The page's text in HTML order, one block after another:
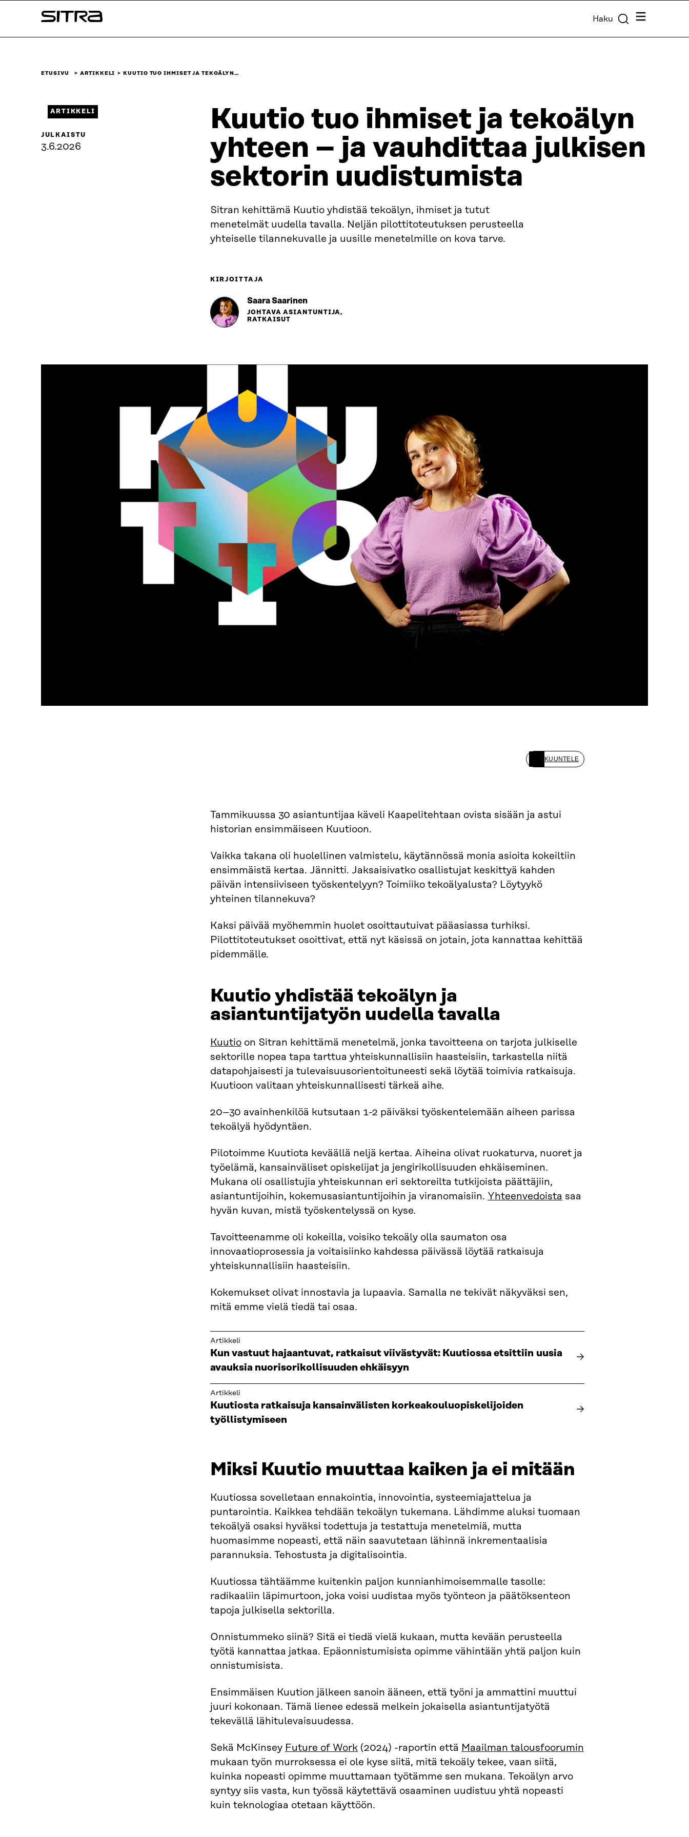
sisältöön
Sitra Haku Valikko
ETUSIVU ARTIKKELI KUUTIO TUO IHMISET JA TEKOÄLYN…
Kuutio tuo ihmiset ja tekoälyn
yhteen – ja vauhdittaa julkisen
sektorin uudistumista
Sitran kehittämä Kuutio yhdistää tekoälyn, ihmiset ja tutut
menetelmät uudella tavalla. Neljän pilottitoteutuksen perusteella
yhteiselle tilannekuvalle ja uusille menetelmille on kova tarve.
KIRJOITTAJA
Saara Saarinen
JOHTAVA ASIANTUNTIJA,
RATKAISUT
ARTIKKELI
JULKAISTU
3.6.2026
KUUNTELE
Tammikuussa 30 asiantuntijaa käveli Kaapelitehtaan ovista sisään ja astui
historian ensimmäiseen Kuutioon.
Vaikka takana oli huolellinen valmistelu, käytännössä monia asioita kokeiltiin
ensimmäistä kertaa. Jännitti. Jaksaisivatko osallistujat keskittyä kahden
päivän intensiiviseen työskentelyyn? Toimiiko tekoälyalusta? Löytyykö
yhteinen tilannekuva?
Kaksi päivää myöhemmin huolet osoittautuivat pääasiassa turhiksi.
Pilottitoteutukset osoittivat, että nyt käsissä on jotain, jota kannattaa kehittää
pidemmälle.
Kuutio yhdistää tekoälyn ja
asiantuntijatyön uudella tavalla
Kuutio on Sitran kehittämä menetelmä, jonka tavoitteena on tarjota julkiselle
sektorille nopea tapa tarttua yhteiskunnallisiin haasteisiin, tarkastella niitä
datapohjaisesti ja tulevaisuusorientoituneesti sekä löytää toimivia ratkaisuja.
Kuutioon valitaan yhteiskunnallisesti tärkeä aihe.
20–30 avainhenkilöä kutsutaan 1-2 päiväksi työskentelemään aiheen parissa
tekoälyä hyödyntäen.
Pilotoimme Kuutiota keväällä neljä kertaa. Aiheina olivat ruokaturva, nuoret ja
työelämä, kansainväliset opiskelijat ja jengirikollisuuden ehkäiseminen.
Mukana oli osallistujia yhteiskunnan eri sektoreilta tutkijoista päättäjiin,
asiantuntijoihin, kokemusasiantuntijoihin ja viranomaisiin. Yhteenvedoista saa
hyvän kuvan, mistä työskentelyssä on kyse.
Tavoitteenamme oli kokeilla, voisiko tekoäly olla saumaton osa
innovaatioprosessia ja voitaisiinko kahdessa päivässä löytää ratkaisuja
yhteiskunnallisiin haasteisiin.
Kokemukset olivat innostavia ja lupaavia. Samalla ne tekivät näkyväksi sen,
mitä emme vielä tiedä tai osaa.
Artikkeli
Kun vastuut hajaantuvat, ratkaisut viivästyvät: Kuutiossa etsittiin uusia
avauksia nuorisorikollisuuden ehkäisyyn
Artikkeli
Kuutiosta ratkaisuja kansainvälisten korkeakouluopiskelijoiden
työllistymiseen
Miksi Kuutio muuttaa kaiken ja ei mitään
Kuutiossa sovelletaan ennakointia, innovointia, systeemiajattelua ja
puntarointia. Kaikkea tehdään tekoälyn tukemana. Lähdimme aluksi tuomaan
tekoälyä osaksi hyväksi todettuja ja testattuja menetelmiä, mutta
huomasimme nopeasti, että näin saavutetaan lähinnä inkrementaalisia
parannuksia. Tehostusta ja digitalisointia.
Kuutiossa tähtäämme kuitenkin paljon kunnianhimoisemmalle tasolle:
radikaaliin läpimurtoon, joka voisi uudistaa myös työnteon ja päätöksenteon
tapoja julkisella sektorilla.
Onnistummeko siinä? Sitä ei tiedä vielä kukaan, mutta kevään perusteella
työtä kannattaa jatkaa. Epäonnistumisista opimme vähintään yhtä paljon kuin
onnistumisista.
Ensimmäisen Kuution jälkeen sanoin ääneen, että työni ja ammattini muuttui
juuri kokonaan. Tämä lienee edessä melkein jokaisella asiantuntijatyötä
tekevällä lähitulevaisuudessa.
Sekä McKinsey Future of Work (2024) -raportin että Maailman talousfoorumin
mukaan työn murroksessa ei ole kyse siitä, mitä tekoäly tekee, vaan siitä,
kuinka nopeasti opimme muuttamaan työtämme sen mukana. Tekoälyn arvo
syntyy siis vasta, kun työssä käytettävä osaaminen uudistuu yhtä nopeasti
kuin teknologiaa otetaan käyttöön.